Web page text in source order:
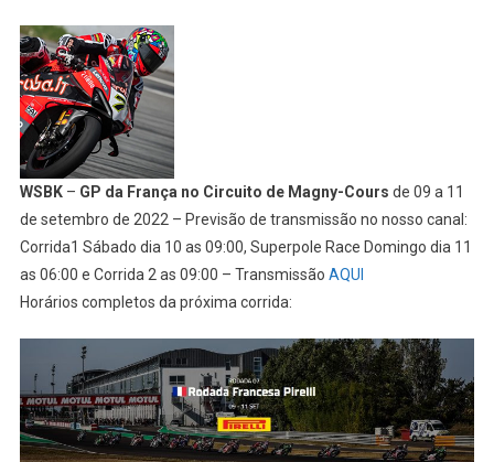
WSBK– GP da França no Circuito de Magny-Cours de 09 a 11
de setembro de 2022 – Previsão de transmissão no nosso canal:
Corrida1 Sábado dia 10 as 09:00, Superpole Race Domingo dia 11
as 06:00 e Corrida 2 as 09:00 – Transmissão AQUI
Horários completos da próxima corrida: